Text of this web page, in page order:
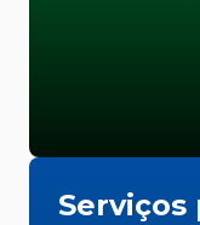
Serviços